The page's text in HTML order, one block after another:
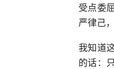
受点委
严律己
我知道
的话：